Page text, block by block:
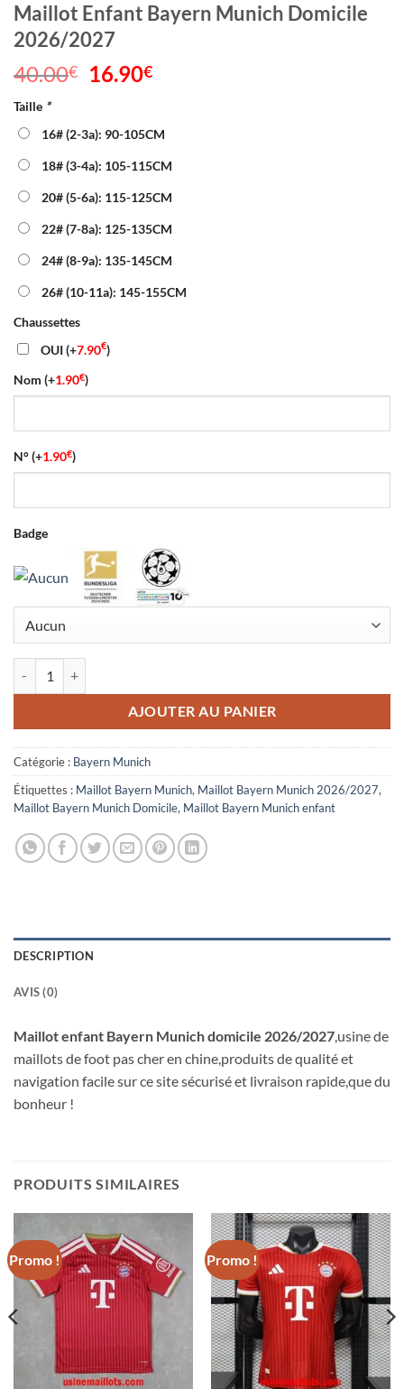
Maillot Enfant Bayern Munich Domicile
2026/2027
40.00€
Le
était :
40.00€.
16.90€
est :
16.90€.
Taille *
16# (2-3a): 90-105CM
18# (3-4a): 105-115CM
20# (5-6a): 115-125CM
22# (7-8a): 125-135CM
24# (8-9a): 135-145CM
26# (10-11a): 145-155CM
Chaussettes
OUI(+7.90€)
Nom (+1.90€)
N°(+1.90€)
Badge
quantité de Maillot Enfant Bayern Munich Domicile 2026/2027
AJOUTER AU PANIER
Catégorie : Bayern Munich
Étiquettes : Maillot Bayern Munich, Maillot Bayern Munich 2026/2027,
Maillot Bayern Munich Domicile, Maillot Bayern Munich enfant
DESCRIPTION
AVIS (0)
Maillot enfant Bayern Munich domicile 2026/2027,usine de
maillots de foot pas cher en chine,produits de qualité et
navigation facile sur ce site sécurisé et livraison rapide,que du
bonheur !
PRODUITS SIMILAIRES
Promo ! Promo !